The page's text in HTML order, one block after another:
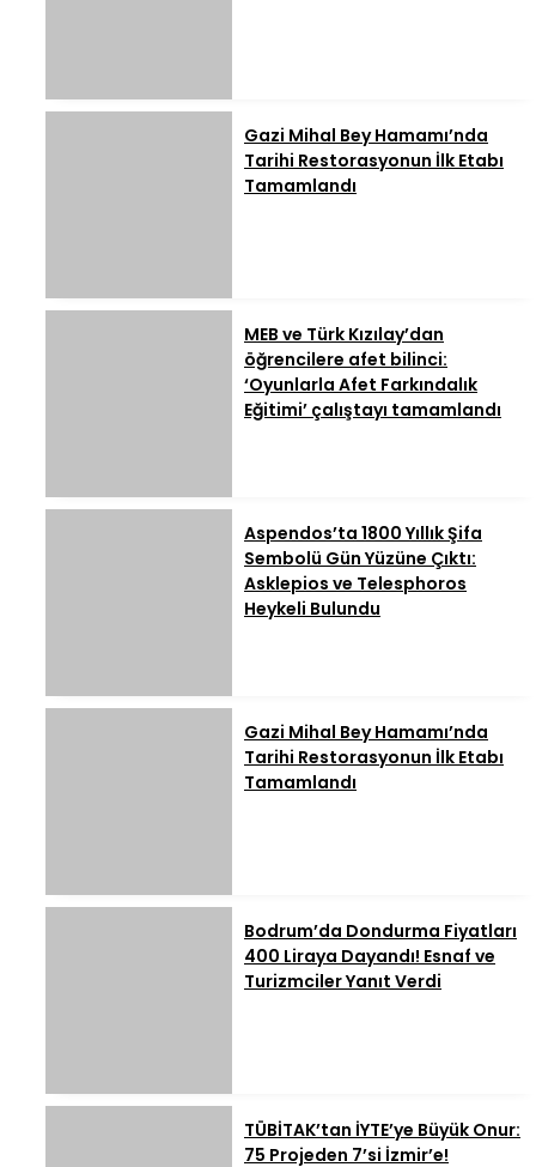
Gazi Mihal Bey Hamamı’nda
Tarihi Restorasyonun İlk Etabı
Tamamlandı
MEB ve Türk Kızılay’dan
öğrencilere afet bilinci:
‘Oyunlarla Afet Farkındalık
Eğitimi’ çalıştayı tamamlandı
Aspendos’ta 1800 Yıllık Şifa
Sembolü Gün Yüzüne Çıktı:
Asklepios ve Telesphoros
Heykeli Bulundu
Gazi Mihal Bey Hamamı’nda
Tarihi Restorasyonun İlk Etabı
Tamamlandı
Bodrum’da Dondurma Fiyatları
400 Liraya Dayandı! Esnaf ve
Turizmciler Yanıt Verdi
TÜBİTAK’tan İYTE’ye Büyük Onur:
75 Projeden 7’si İzmir’e!